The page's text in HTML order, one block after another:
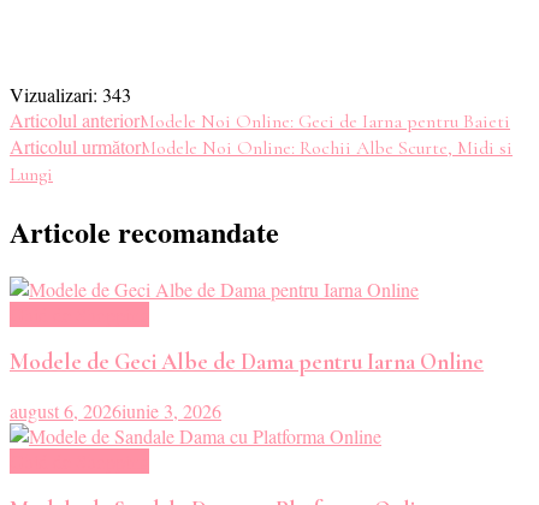
Vizualizari: 343
Navigare
în
Articolul anteriorModele Noi Online: Geci de Iarna pentru Baieti
Articolul următorModele Noi Online: Rochii Albe Scurte, Midi si
Lungi
Articole recomandate
Modele de Geci Albe de Dama pentru Iarna Online
august 6, 2026iunie 3, 2026